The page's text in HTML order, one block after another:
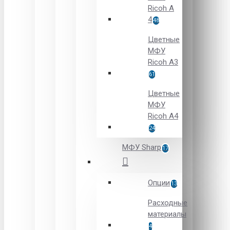
Ricoh A
448
Цветные
МФУ
Ricoh A3
61
Цветные
МФУ
Ricoh A4
24
МФУ Sharp 17
Опции 13
Расходные
материалы
4